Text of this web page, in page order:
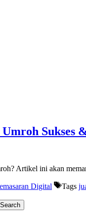
Artikel ini akan
Digital Tags
Search